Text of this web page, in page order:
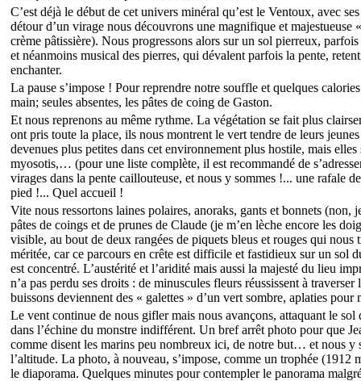
C’est déjà le début de cet univers minéral qu’est le Ventoux, avec
détour d’un virage nous découvrons une magnifique et
crème pâtissière). Nous progressons alors sur un sol pierreux,
et néanmoins musical des pierres, qui dévalent parfois la pente,
enchanter.
La pause s’impose ! Pour reprendre notre souffle et quelques
main; seules absentes, les pâtes de coing de Gaston.
Et nous reprenons au même rythme. La végétation se fait plus
ont pris toute la place, ils nous montrent le vert tendre de leurs
devenues plus petites dans cet environnement plus hostile, mais
myosotis,… (pour une liste complète, il est recommandé de
virages dans la pente caillouteuse, et nous y sommes !... une rafale
pied !... Quel accueil !
Vite nous ressortons laines polaires, anoraks, gants et bonnets (non,
pâtes de coings et de prunes de Claude (je m’en lèche encore les
visible, au bout de deux rangées de piquets bleus et rouges qui
méritée, car ce parcours en crête est difficile et fastidieux sur un sol
est concentré. L’austérité et l’aridité mais aussi la majesté du lieu
n’a pas perdu ses droits : de minuscules fleurs réussissent à
buissons deviennent des « galettes » d’un vert sombre, aplaties
Le vent continue de nous gifler mais nous avançons, attaquant le
dans l’échine du monstre indifférent. Un bref arrêt photo pour que
comme disent les marins peu nombreux ici, de notre but… et nous y
l’altitude. La photo, à nouveau, s’impose, comme un trophée (1912
le diaporama. Quelques minutes pour contempler le panorama